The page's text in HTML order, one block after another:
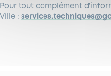
Pour tout complément
Ville :